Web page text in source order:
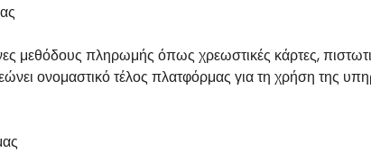
μεθόδους πληρωμής όπως χρεωστικές κάρτες,
ονομαστικό τέλος πλατφόρμας για τη χρήση της